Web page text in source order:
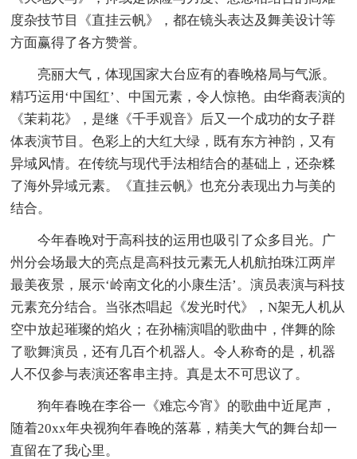
度杂技节目《直挂云帆》，都在镜头表达及舞美设计等
方面赢得了各方赞誉。
亮丽大气，体现国家大台应有的春晚格局与气派。
精巧运用‘中国红’、中国元素，令人惊艳。由华裔表演的
《茉莉花》，是继《千手观音》后又一个成功的女子群
体表演节目。色彩上的大红大绿，既有东方神韵，又有
异域风情。在传统与现代手法相结合的基础上，还杂糅
了海外异域元素。《直挂云帆》也充分表现出力与美的
结合。
今年春晚对于高科技的运用也吸引了众多目光。广
州分会场最大的亮点是高科技元素无人机航拍珠江两岸
最美夜景，展示‘岭南文化的小康生活’。演员表演与科技
元素充分结合。当张杰唱起《发光时代》，N架无人机从
空中放起璀璨的焰火；在孙楠演唱的歌曲中，伴舞的除
了歌舞演员，还有几百个机器人。令人称奇的是，机器
人不仅参与表演还客串主持。真是太不可思议了。
狗年春晚在李谷一《难忘今宵》的歌曲中近尾声，
随着20xx年央视狗年春晚的落幕，精美大气的舞台却一
直留在了我心里。